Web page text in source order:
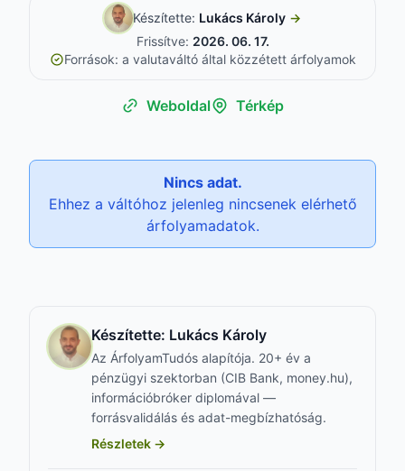
Készítette: Lukács Károly →
Frissítve: 2026. 06. 17.
Források: a valutaváltó által közzétett árfolyamok
Weboldal Térkép
Nincs adat.
Ehhez a váltóhoz jelenleg nincsenek elérhető
árfolyamadatok.
Készítette: Lukács Károly
Az ÁrfolyamTudós alapítója. 20+ év a
pénzügyi szektorban (CIB Bank, money.hu),
információbróker diplomával —
forrásvalidálás és adat-megbízhatóság.
Részletek →